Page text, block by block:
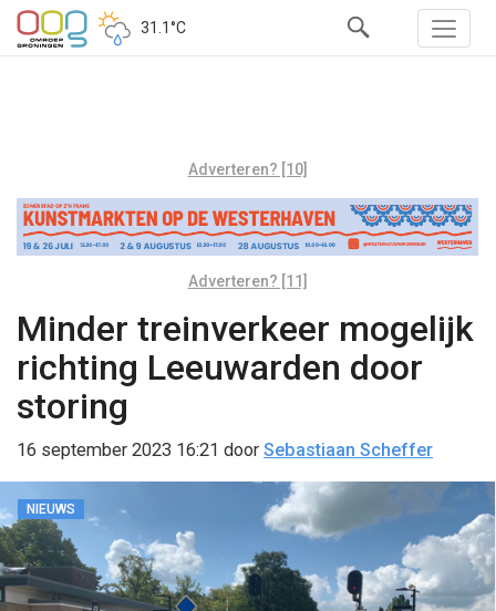
31.1°C
Adverteren? [10]
Adverteren? [11]
Minder treinverkeer mogelijk
richting Leeuwarden door
storing
16 september 2023 16:21 door Sebastiaan Scheffer
NIEUWS